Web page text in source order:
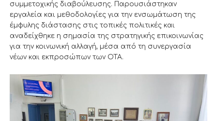
συμμετοχικής διαβούλευσης. Παρουσιάστηκαν
εργαλεία και μεθοδολογίες για την ενσωμάτωση της
έμφυλης διάστασης στις τοπικές πολιτικές και
αναδείχθηκε η σημασία της στρατηγικής επικοινωνίας
για την κοινωνική αλλαγή, μέσα από τη συνεργασία
νέων και εκπροσώπων των ΟΤΑ.